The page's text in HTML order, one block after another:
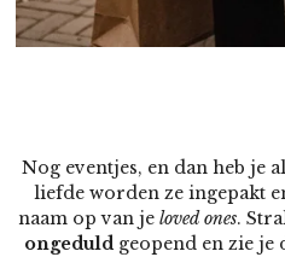
Nog eventjes, en dan heb je
liefde worden ze ingepakt
naam op van je loved ones.
ongeduldgeopend en zie je